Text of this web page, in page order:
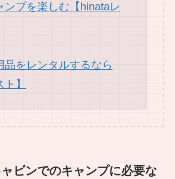
ンプを楽しむ【hinataレ
品をレンタルするなら
】
ビンでのキャンプに必要な